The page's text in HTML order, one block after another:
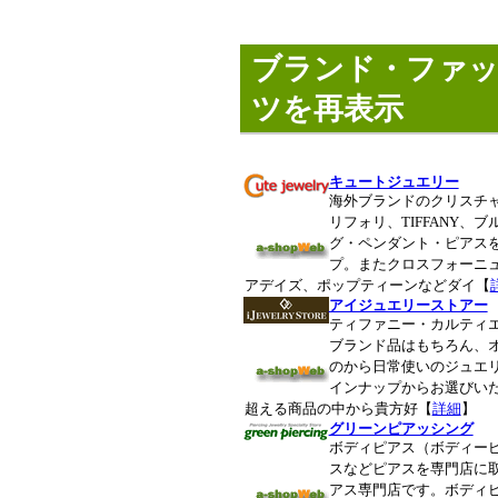
ブランド・ファ
ツを再表示
キュートジュエリー
海外ブランドのクリスチ
リフォリ、TIFFANY、ブ
グ・ペンダント・ピアス
プ。またクロスフォーニ
アデイズ、ポップティーンなどダイ【
アイジュエリーストアー
ティファニー・カルティ
ブランド品はもちろん、
のから日常使いのジュエ
インナップからお選びい
超える商品の中から貴方好【詳細 】
グリーンピアッシング
ボディピアス（ボディー
スなどピアスを専門店に
アス専門店です。ボディ